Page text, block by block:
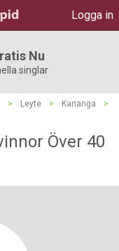
Logga in
Nu
singlar
> Leyte > Kananga
>
Över 40